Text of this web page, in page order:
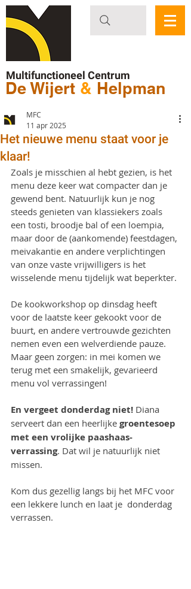
Multifunctioneel Centrum
De Wijert & Helpman
Het nieuwe menu staat voor je
klaar!
MFC
11 apr 2025
Zoals je misschien al hebt gezien, is het
menu deze keer wat compacter dan je
gewend bent. Natuurlijk kun je nog
steeds genieten van klassiekers zoals
een tosti, broodje bal of een loempia,
maar door de (aankomende) feestdagen,
meivakantie en andere verplichtingen
van onze vaste vrijwilligers is het
wisselende menu tijdelijk wat beperkter.
De kookworkshop op dinsdag heeft
voor de laatste keer gekookt voor de
buurt, en andere vertrouwde gezichten
nemen even een welverdiende pauze.
Maar geen zorgen: in mei komen we
terug met een smakelijk, gevarieerd
menu vol verrassingen!
En vergeet donderdag niet! Diana
serveert dan een heerlijke groentesoep
met een vrolijke paashaas-
verrassing. Dat wil je natuurlijk niet
missen.
Kom dus gezellig langs bij het MFC voor
een lekkere lunch en laat je  donderdag
verrassen.